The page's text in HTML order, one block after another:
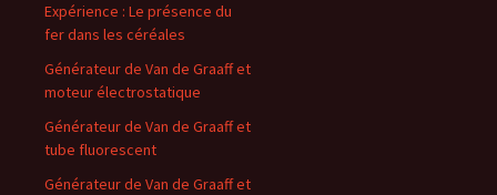
Expérience : Le présence du
fer dans les céréales
Générateur de Van de Graaff et
moteur électrostatique
Générateur de Van de Graaff et
tube fluorescent
Générateur de Van de Graaff et